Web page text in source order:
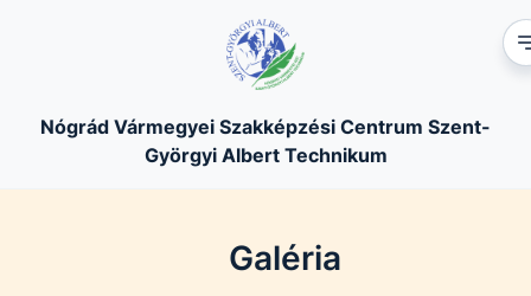
Nógrád Vármegyei Szakképzési Centrum Szent-
Györgyi Albert Technikum
Galéria